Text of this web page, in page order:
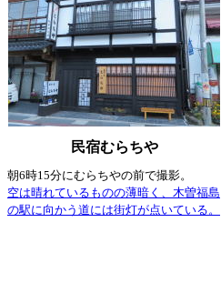
民宿むらちや
朝6時15分にむらちやの前で撮影。
空は晴れているものの薄暗く、木曽福島
の駅に向かう道には街灯が点いている。